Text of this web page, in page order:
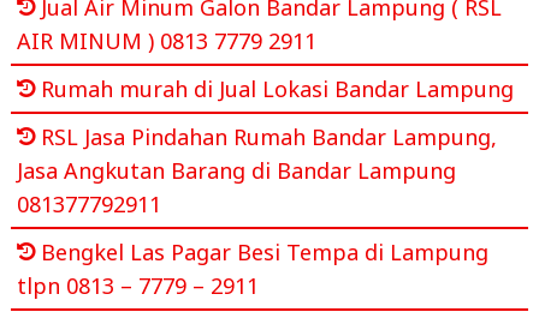
Jual Air Minum Galon Bandar Lampung ( RSL
AIR MINUM ) 0813 7779 2911
Rumah murah di Jual Lokasi Bandar Lampung
RSL Jasa Pindahan Rumah Bandar Lampung,
Jasa Angkutan Barang di Bandar Lampung
081377792911
Bengkel Las Pagar Besi Tempa di Lampung
tlpn 0813 – 7779 – 2911